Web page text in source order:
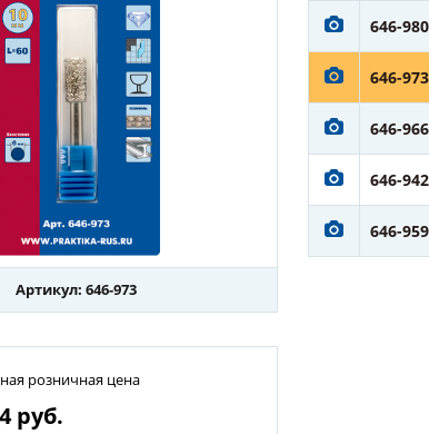
Артикул: 646-973
розничная цена
руб.
646-980
646-973
646-966
646-942
646-959